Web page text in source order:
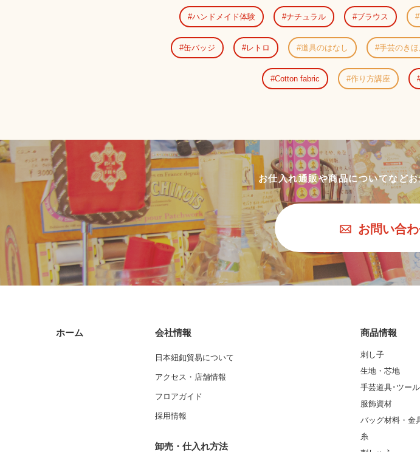
ハンドメイド体験 ナチュラル ブラウス
缶バッジ レトロ 道具のはなし 手芸のきほ
Cotton fabric 作り方講座
お仕入れ通販や商品についてなど
お問い合
ホーム 会社情報
日本紐釦貿易について
アクセス・店舗情報
フロアガイド
採用情報
卸売・仕入れ方法
商品情報
刺し子
生地・芯地
手芸道具･ツール
服飾資材
バッグ材料・金
糸